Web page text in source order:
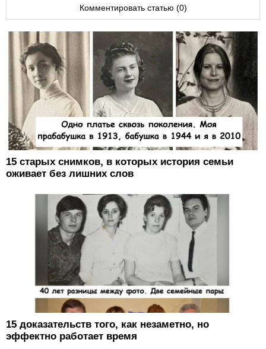
Комментировать статью (0)
15 старых снимков, в которых история семьи
оживает без лишних слов
15 доказательств того, как незаметно, но
эффектно работает время